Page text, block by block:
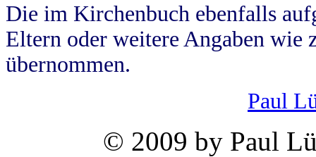
Die im Kirchenbuch ebenfalls
Eltern oder weitere Angaben wie
übernommen.
Paul
© 2009 by Paul